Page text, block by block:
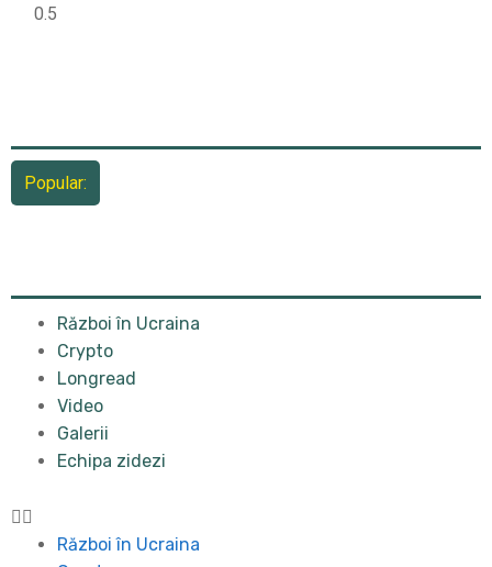
Popular:
Război în Ucraina
Crypto
Longread
Video
Galerii
Echipa zidezi
Război în Ucraina